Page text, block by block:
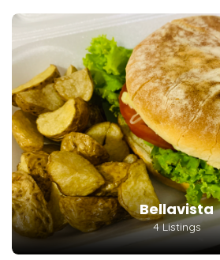
Bellavista
4 Listings